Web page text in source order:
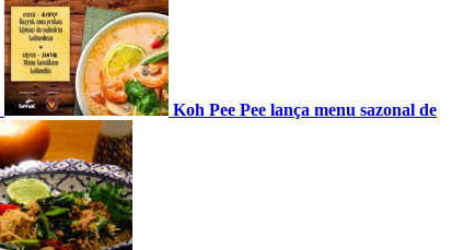
Koh Pee Pee lança menu sazonal de